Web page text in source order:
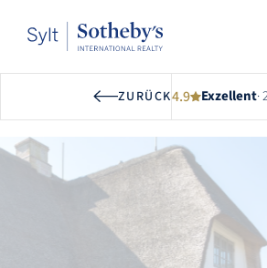
ZURÜCK4.9 Exzellent